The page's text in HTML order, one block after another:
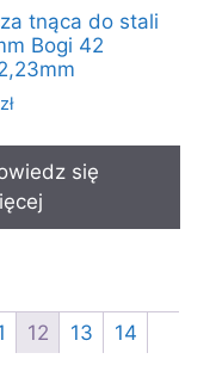
tnąca do stali
Bogi 42
zł
się
12 13
14